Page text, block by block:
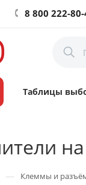
8 800 222-80-
Таблицы
— Клеммы и